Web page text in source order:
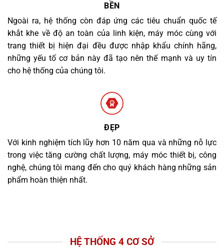
BỀN
Ngoài ra, hệ thống còn đáp ứng các tiêu chuẩn quốc tế
khắt khe về độ an toàn của linh kiện, máy móc cùng với
trang thiết bị hiện đại đều được nhập khẩu chính hãng,
những yếu tố cơ bản này đã tạo nên thế mạnh và uy tín
cho hệ thống của chúng tôi.
ĐẸP
Với kinh nghiệm tích lũy hơn 10 năm qua và những nỗ lực
trong việc tăng cường chất lượng, máy móc thiết bị, công
nghệ, chúng tôi mang đến cho quý khách hàng những sản
phẩm hoàn thiện nhất.
HỆ THỐNG 4 CƠ SỞ